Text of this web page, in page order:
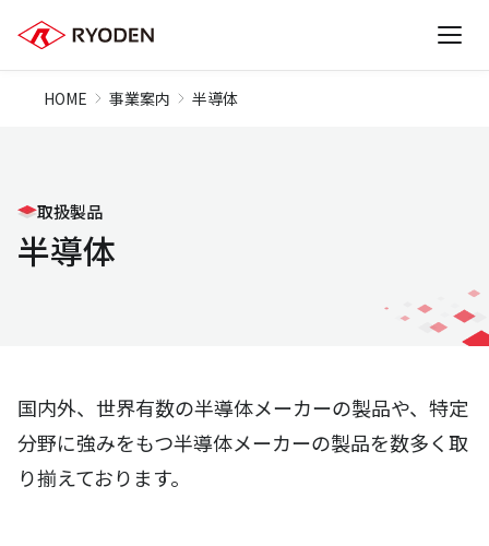
HOME 事業案内 半導体
取扱製品
半導体
国内外、世界有数の半導体メーカーの製品や、特定
分野に強みをもつ半導体メーカーの製品を数多く取
り揃えております。